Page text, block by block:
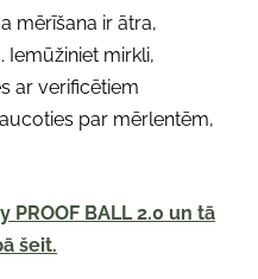
mērīšana ir ātra,
Iemūžiniet mirkli,
ar verificētiem
par mērlentēm,
PROOF BALL 2.0 un tā
šeit.